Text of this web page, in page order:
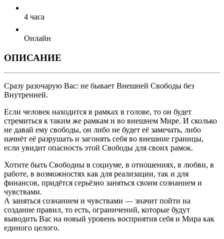
4 часа
Онлайн
‎ОПИСАНИЕ
Сразу разочарую Вас: не бывает Внешней Свободы без
Внутренней.
Если человек находится в рамках в голове, то он будет
стремиться к таким же рамкам и во внешнем Мире. И сколько
не давай ему свободы, он либо не будет её замечать, либо
начнёт её разрушать и загонять себя во внешние границы,
если увидит опасность этой Свободы для своих рамок.
Хотите быть Свободны в социуме, в отношениях, в любви, в
работе, в возможностях как для реализации, так и для
финансов, придётся серьёзно заняться своим сознанием и
чувствами.
А заняться сознанием и чувствами — значит пойти на
создание правил, то есть, ограничений, которые будут
выводить Вас на новый уровень восприятия себя и Мира как
единого целого.